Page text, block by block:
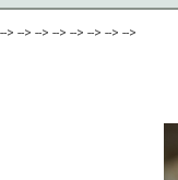
--> --> --> --> --> --> --> -->